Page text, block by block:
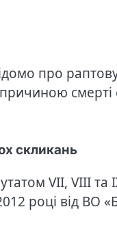
про
скликань
VII, VIII
році від ВО